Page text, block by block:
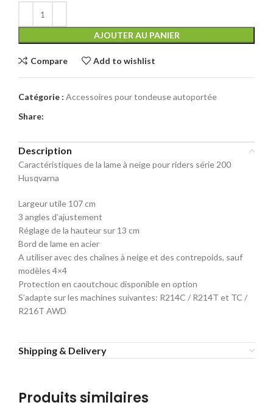
AJOUTER AU PANIER
Compare Add to wishlist
Catégorie : Accessoires pour tondeuse autoportée
Share:
Description
Caractéristiques de la lame à neige pour riders série 200
Husqvarna
Largeur utile 107 cm
3 angles d’ajustement
Réglage de la hauteur sur 13 cm
Bord de lame en acier
A utiliser avec des chaînes à neige et des contrepoids, sauf
modèles 4×4
Protection en caoutchouc disponible en option
S’adapte sur les machines suivantes: R214C / R214T et TC /
R216T AWD
Shipping & Delivery
Produits similaires